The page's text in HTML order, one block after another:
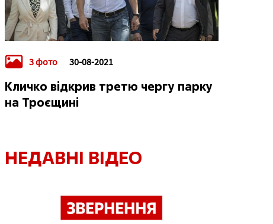
3 фото 30-08-2021
Кличко відкрив третю чергу парку
на Троєщині
НЕДАВНІ ВІДЕО